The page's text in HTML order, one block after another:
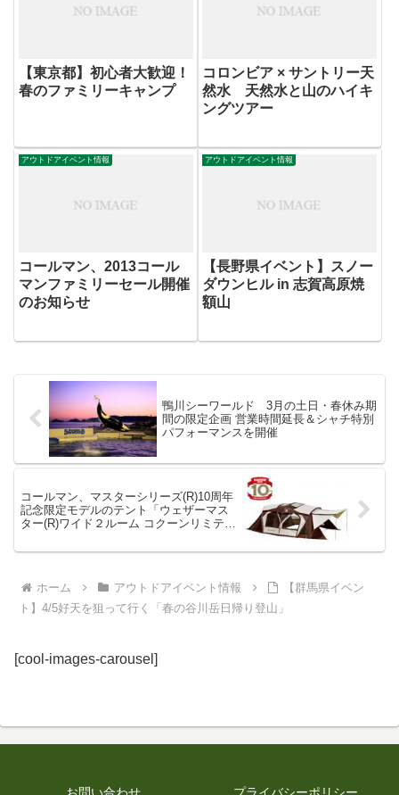
【東京都】初心者大歓迎！
春のファミリーキャンプ
コロンビア × サントリー天
然水 天然水と山のハイキ
ングツアー
アウトドアイベント情報
コールマン、2013コール
マンファミリーセール開催
のお知らせ
アウトドアイベント情報
【長野県イベント】スノー
ダウンヒル in 志賀高原焼
額山
鴨川シーワールド 3月の土日・春休み期
間の限定企画 営業時間延長＆シャチ特別
パフォーマンスを開催
コールマン、マスターシリーズ(R)10周年
記念限定モデルのテント「ウェザーマス
ター(R)ワイド２ルーム コクーンリミテッ
ン新製品情報】
ホーム アウトドアイベント情報
【群馬県イベン
ト】4/5好天を狙って行く「春の谷川岳日帰り登山」
[cool-images-carousel]